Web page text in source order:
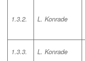
1.3.2. L. Konrade
1.3.3. L. Konrade